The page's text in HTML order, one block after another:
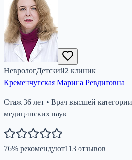
НеврологДетский2 клиник
Кременчугская Марина Ревдитовна
Стаж 36 лет • Врач высшей категории
медицинских наук
76% рекомендуют113 отзывов